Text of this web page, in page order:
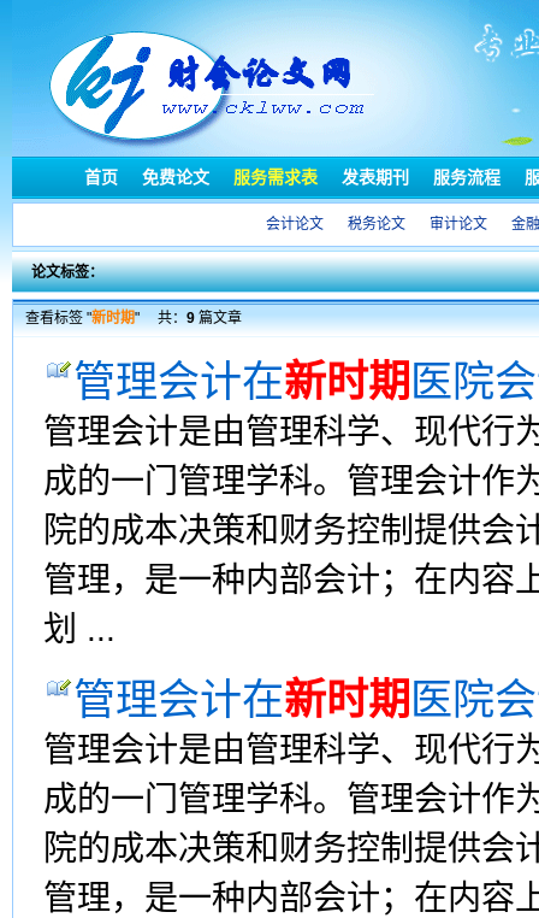
首页 免费论文 服务需求表 发表期刊 服务流程
会计论文 税务论文 审计论文 金
论文标签：
查看标签 "新时期" 共：9篇文章
管理会计在新时期 医院
管理会计是由管理科学、现代行
成的一门管理学科。管理会计作
院的成本决策和财务控制提供会
管理，是一种内部会计；在内容
划 ...
管理会计在新时期 医院
管理会计是由管理科学、现代行
成的一门管理学科。管理会计作
院的成本决策和财务控制提供会
管理，是一种内部会计；在内容